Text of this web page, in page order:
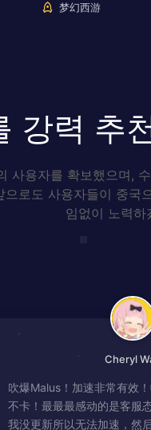
梦幻西游
강력 추
사용자를 확보했으며,
로도 사용자들이 중
임없이 노력하
Cheryl
吹爆Malus！加速非常有效
不卡！最最最感动的是客服
我没更新所以无法加速，然